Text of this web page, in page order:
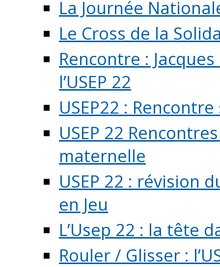
La Journée
Le Cross de la
Rencontre :
l’USEP 22
USEP22 :
USEP 22
maternelle
USEP 22 : révision
en Jeu
L’Usep 22 : la tête
Rouler / Glisser :